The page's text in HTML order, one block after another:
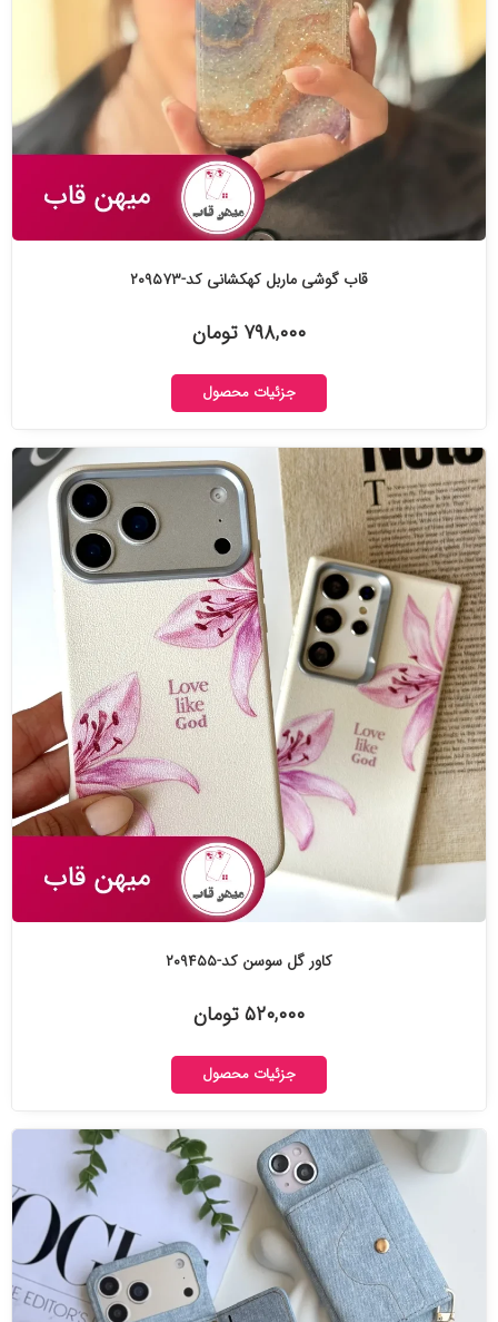
قاب گوشی ماربل کهکشانی کد-۲۰۹۵۷۳
۷۹۸,۰۰۰ تومان
جزئیات محصول
کاور گل سوسن کد-۲۰۹۴۵۵
۵۲۰,۰۰۰ تومان
جزئیات محصول